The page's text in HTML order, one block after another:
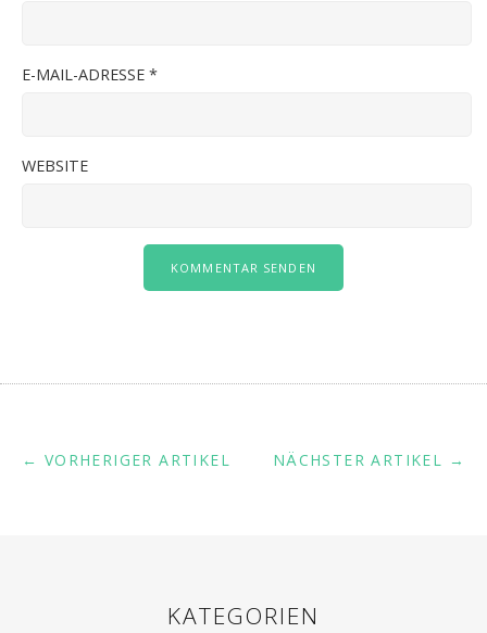
E-MAIL-ADRESSE *
WEBSITE
NÄCHSTER ARTIKEL →
← VORHERIGER ARTIKEL
KATEGORIEN